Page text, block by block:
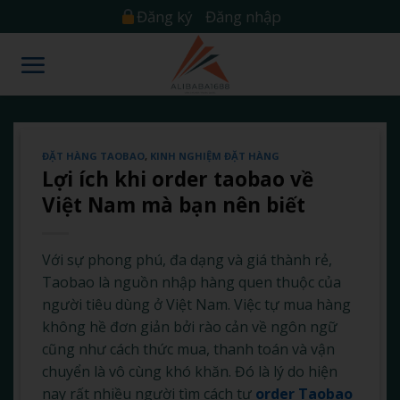
to
content
Đăng ký Đăng nhập
ĐẶT HÀNG TAOBAO, KINH NGHIỆM ĐẶT HÀNG
Lợi ích khi order taobao về
Việt Nam mà bạn nên biết
Với sự phong phú, đa dạng và giá thành rẻ,
Taobao là nguồn nhập hàng quen thuộc của
người tiêu dùng ở Việt Nam. Việc tự mua hàng
không hề đơn giản bởi rào cản về ngôn ngữ
cũng như cách thức mua, thanh toán và vận
chuyển là vô cùng khó khăn. Đó là lý do hiện
nay rất nhiều người tìm cách tự order Taobao